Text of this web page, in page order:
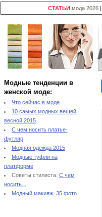
СТАТЬИ мода 2026 |
Модные тенденции в
женской моде:
Что сейчас в моде
10 самых модных вещей
весной 2015
С чем носить платье-
футляр
Модная одежда 2015
Модные туфли на
платформе
Советы стилиста: С чем
носить...
Модный макияж, 35 фото